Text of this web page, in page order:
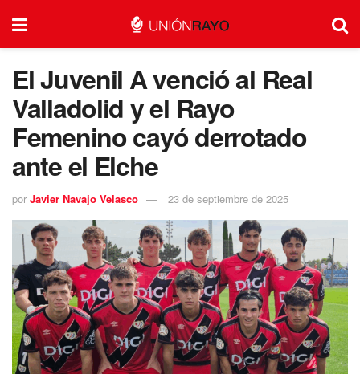
El Juvenil A venció al Real
Valladolid y el Rayo
Femenino cayó derrotado
ante el Elche
por Javier Navajo Velasco 23 de septiembre de 2025